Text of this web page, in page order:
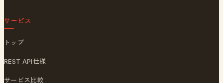
サービス
トップ
REST API仕様
サービス比較